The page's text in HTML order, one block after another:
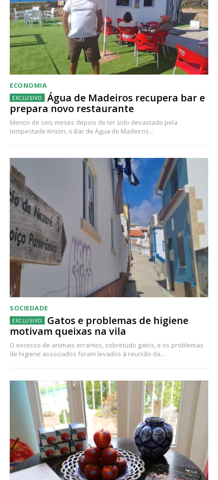
ECONOMIA
Água de Madeiros recupera bar e
prepara novo restaurante
Menos de seis meses depois de ter sido devastado pela
tempestade Kristin, o Bar de Água de Madeiros...
SOCIEDADE
Gatos e problemas de higiene
motivam queixas na vila
O excesso de animais errantes, sobretudo gatos, e os problemas
de higiene associados foram levados à reunião da...